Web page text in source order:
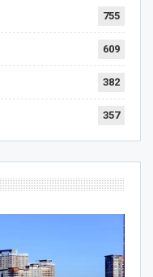
755
609
382
357